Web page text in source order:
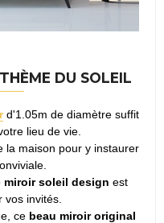
DU SOLEIL
d'1.05m de diamètre suffit
lieu de vie.
la maison pour y instaurer
miroir soleil design est
vos invités.
ce beau miroir original